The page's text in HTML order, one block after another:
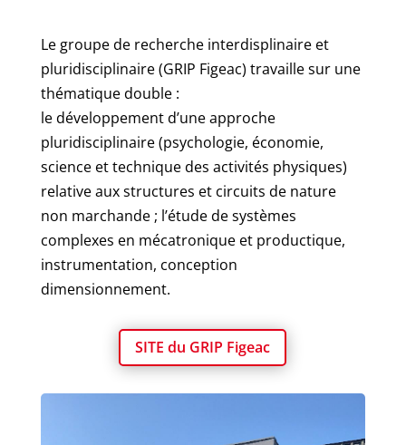
Le groupe de recherche interdisplinaire et
pluridisciplinaire (GRIP Figeac) travaille sur une
thématique double :
le développement d’une approche
pluridisciplinaire (psychologie, économie,
science et technique des activités physiques)
relative aux structures et circuits de nature
non marchande ; l’étude de systèmes
complexes en mécatronique et productique,
instrumentation, conception
dimensionnement.
SITE du GRIP Figeac